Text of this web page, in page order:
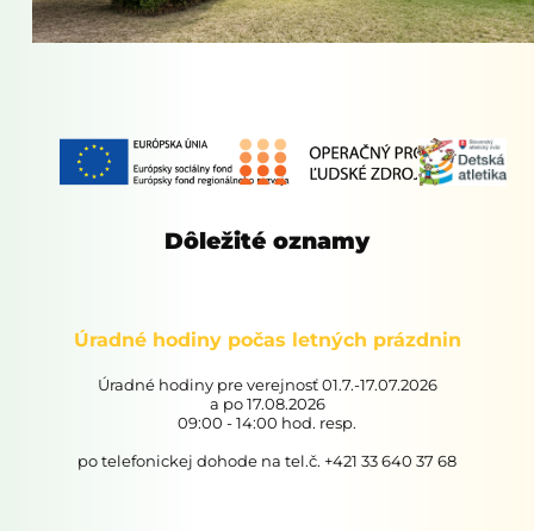
Dôležité oznamy
Úradné hodiny počas letných prázdnin
Úradné hodiny pre verejnosť 01.7.-17.07.2026
a po 17.08.2026
09:00 - 14:00 hod. resp.
po telefonickej dohode na tel.č. +421 33 640 37 68